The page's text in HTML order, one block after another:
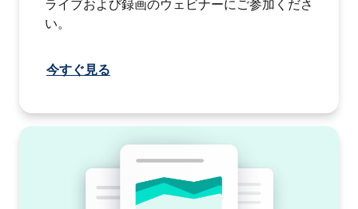
ライブおよび録画のウェビナーにご参加くださ
い。
今すぐ見る